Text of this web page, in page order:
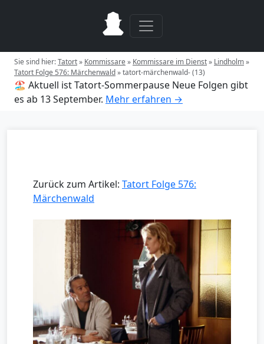
Sie sind hier:Tatort» Kommissare» Kommissare im Dienst» Lindholm»
Tatort Folge 576: Märchenwald»tatort-märchenwald- (13)
🏖️ Aktuell ist Tatort-Sommerpause Neue Folgen gibt
es ab 13 September. Mehr erfahren →
Zurück zum Artikel: Tatort Folge 576:
Märchenwald